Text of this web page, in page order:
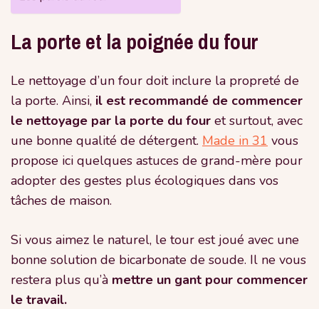
La porte et la poignée du four
Le nettoyage d’un four doit inclure la propreté de
la porte. Ainsi, il est recommandé de commencer
le nettoyage par la porte du four et surtout, avec
une bonne qualité de détergent. Made in 31 vous
propose ici quelques astuces de grand-mère pour
adopter des gestes plus écologiques dans vos
tâches de maison.
Si vous aimez le naturel, le tour est joué avec une
bonne solution de bicarbonate de soude. Il ne vous
restera plus qu’à mettre un gant pour commencer
le travail.